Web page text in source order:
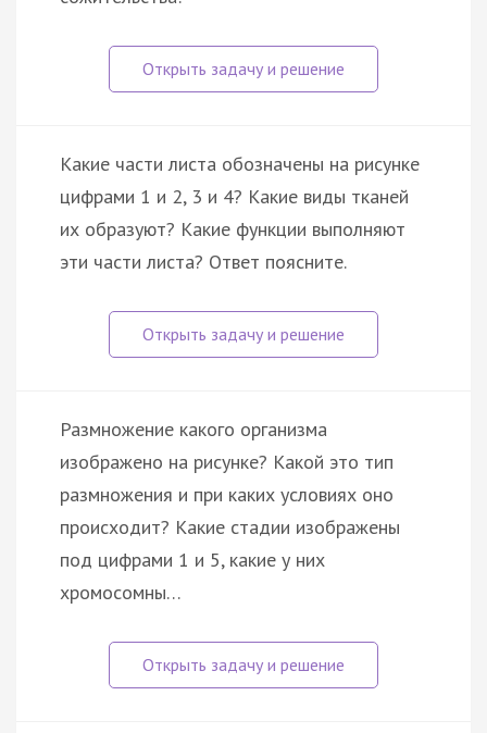
Какие части листа обозначены на рисунке
цифрами 1 и 2, 3 и 4? Какие виды тканей
их образуют? Какие функции выполняют
эти части листа? Ответ поясните.
Размножение какого организма
изображено на рисунке? Какой это тип
размножения и при каких условиях оно
происходит? Какие стадии изображены
под цифрами 1 и 5, какие у них
хромосомны…